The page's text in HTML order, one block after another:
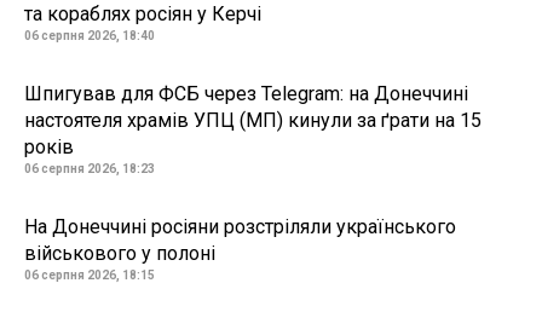
та кораблях росіян у Керчі
06 серпня 2026, 18:40
Шпигував для ФСБ через Telegram: на Донеччині
настоятеля храмів УПЦ (МП) кинули за ґрати на 15
років
06 серпня 2026, 18:23
На Донеччині росіяни розстріляли українського
військового у полоні
06 серпня 2026, 18:15